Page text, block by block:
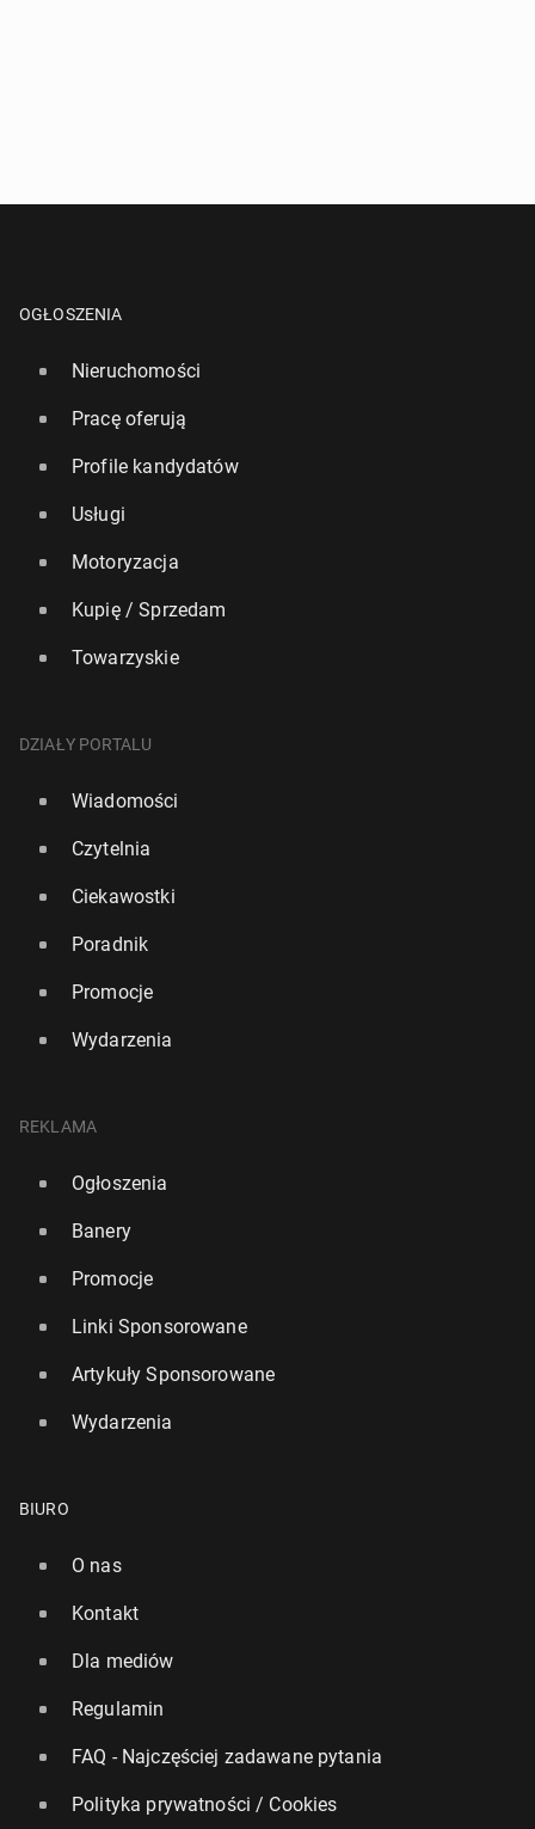
OGŁOSZENIA
Nieruchomości
Pracę oferują
Profile kandydatów
Usługi
Motoryzacja
Kupię / Sprzedam
Towarzyskie
DZIAŁY PORTALU
Wiadomości
Czytelnia
Ciekawostki
Poradnik
Promocje
Wydarzenia
REKLAMA
Ogłoszenia
Banery
Promocje
Linki Sponsorowane
Artykuły Sponsorowane
Wydarzenia
BIURO
O nas
Kontakt
Dla mediów
Regulamin
FAQ - Najczęściej zadawane pytania
Polityka prywatności / Cookies